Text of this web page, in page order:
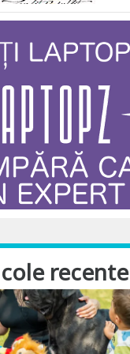
recente